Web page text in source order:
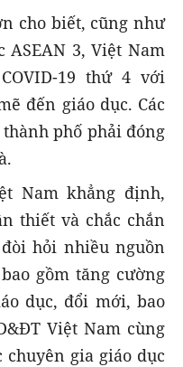
cho biết, cũng như
3, Việt Nam
19 thứ 4 với
đến giáo dục. Các
phố phải đóng
Nam khẳng định,
thiết và chắc chắn
hỏi nhiều nguồn
gồm tăng cường
dục, đổi mới, bao
Việt Nam cùng
gia giáo dục